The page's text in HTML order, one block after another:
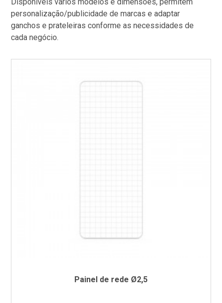
personalização/publicidade de marcas e adaptar
ganchos e prateleiras conforme as necessidades de
cada negócio.
Painel de rede Ø2,5